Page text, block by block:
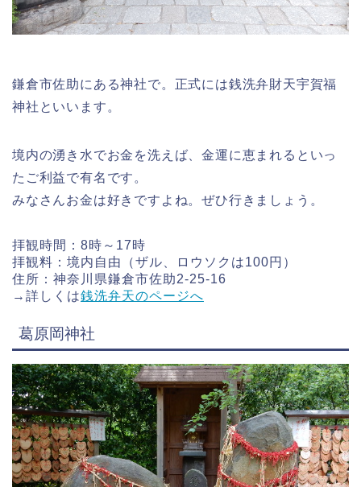
鎌倉市佐助にある神社で。正式には銭洗弁財天宇賀福
神社といいます。
境内の湧き水でお金を洗えば、金運に恵まれるといっ
たご利益で有名です。
みなさんお金は好きですよね。ぜひ行きましょう。
拝観時間：8時～17時
拝観料：境内自由（ザル、ロウソクは100円）
住所：神奈川県鎌倉市佐助2-25-16
→詳しくは銭洗弁天のページへ
葛原岡神社